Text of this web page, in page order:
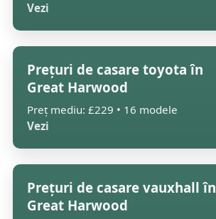
Vezi
Prețuri de casare toyota în
Great Harwood
Preț mediu: £229 • 16 modele
Vezi
Prețuri de casare vauxhall în
Great Harwood